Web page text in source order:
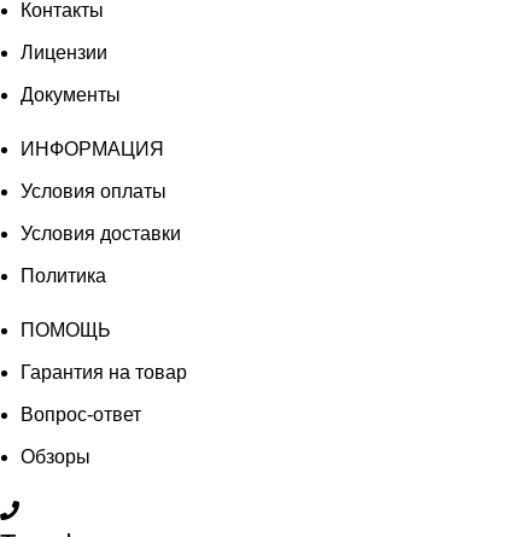
Контакты
Лицензии
Документы
ИНФОРМАЦИЯ
Условия оплаты
Условия доставки
Политика
ПОМОЩЬ
Гарантия на товар
Вопрос-ответ
Обзоры